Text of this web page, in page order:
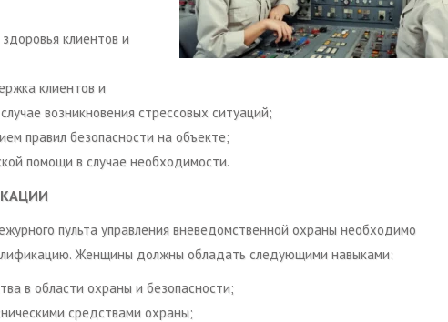
клиентов и
клиентов и
возникновения стрессовых ситуаций;
правил безопасности на объекте;
помощи в случае необходимости.
пульта управления вневедомственной охраны необходимо
Женщины должны обладать следующими навыками:
в области охраны и безопасности;
средствами охраны;